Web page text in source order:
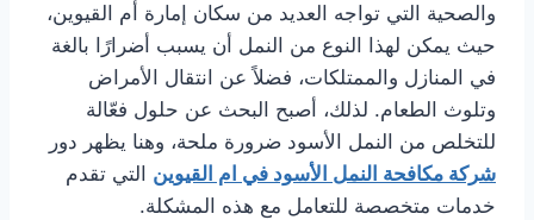
والصحية التي تواجه العديد من سكان إمارة أم القيوين،
حيث يمكن لهذا النوع من النمل أن يسبب أضرارًا بالغة
في المنازل والممتلكات، فضلاً عن انتقال الأمراض
وتلوث الطعام. لذلك، أصبح البحث عن حلول فعّالة
للتخلص من النمل الأسود ضرورة ملحة، وهنا يظهر دور
شركة مكافحة النمل الأسود في ام القيوين التي تقدم
خدمات متخصصة للتعامل مع هذه المشكلة.